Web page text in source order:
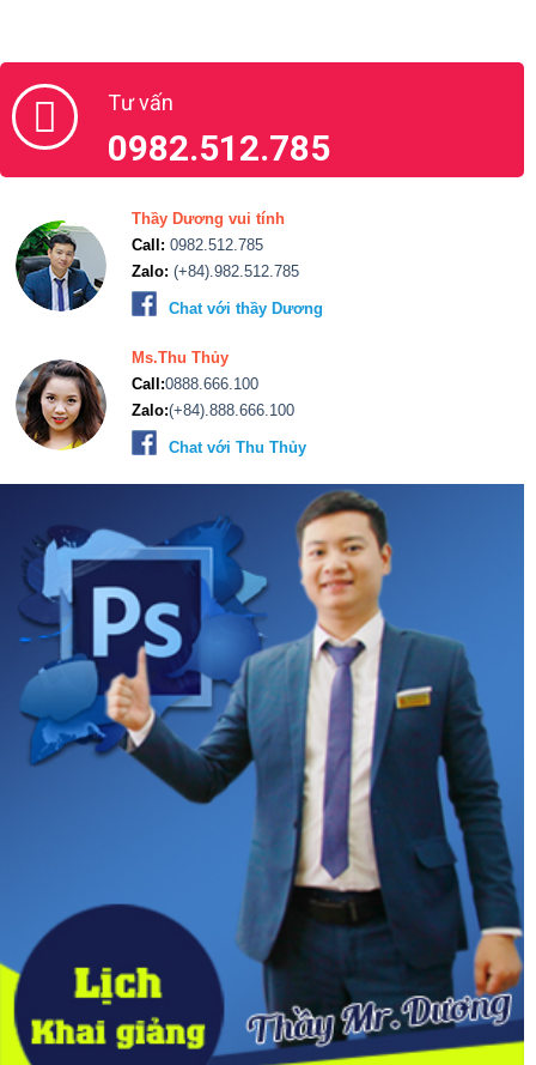
Tư vấn
0982.512.785
Thầy Dương vui tính
Call: 0982.512.785
Zalo: (+84).982.512.785
Chat với thầy Dương
Ms.Thu Thủy
Call:0888.666.100
Zalo:(+84).888.666.100
Chat với Thu Thủy